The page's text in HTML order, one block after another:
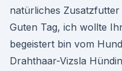
natürliches
Guten Tag, ich wollte
begeistert bin vom
Drahthaar-Vizsla